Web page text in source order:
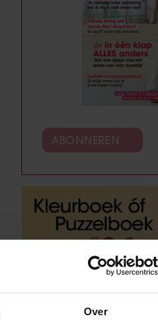
Over
ABONNEREN